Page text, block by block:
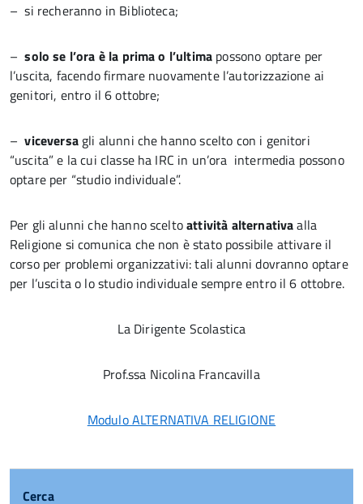
– si recheranno in Biblioteca;
–solo se l’ora è la prima o l’ultima possono optare per
l’uscita, facendo firmare nuovamente l’autorizzazione ai
genitori, entro il 6 ottobre;
–viceversagli alunni che hanno scelto con i genitori
“uscita” e la cui classe ha IRC in un’ora intermedia possono
optare per “studio individuale”.
Per gli alunni che hanno sceltoattività alternativaalla
Religione si comunica che non è stato possibile attivare il
corso per problemi organizzativi: tali alunni dovranno optare
per l’uscita o lo studio individuale sempre entro il 6 ottobre.
La Dirigente Scolastica
Prof.ssa Nicolina Francavilla
Modulo ALTERNATIVA RELIGIONE
Cerca